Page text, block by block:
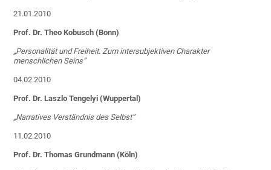
21.01.2010
Prof. Dr. Theo Kobusch (Bonn)
„Personalität und Freiheit. Zum intersubjektiven Charakter
menschlichen Seins”
04.02.2010
Prof. Dr. Laszlo Tengelyi (Wuppertal)
„Narratives Verständnis des Selbst”
11.02.2010
Prof. Dr. Thomas Grundmann (Köln)